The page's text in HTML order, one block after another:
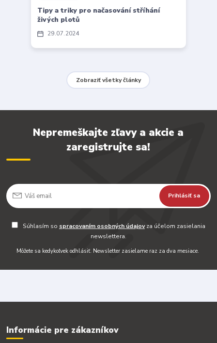
29 07 2024
Tipy a triky pro načasování stříhání
živých plotů
Zobraziť všetky články
Nepremeškajte zľavy a akcie a
zaregistrujte sa!
Prihlásiť sa
Súhlasím so spracovaním osobných údajovza účelom zasielania
newslettera.
Môžete sa kedykoľvek odhlásiť. Newsletter zasielame raz za dva mesiace.
Informácie pre zákazníkov